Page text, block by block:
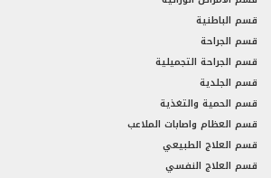
قسم الباطنية
قسم الجراحة
قسم الجراحة التجميلية
قسم الجلدية
قسم الحمية والتغذية
قسم العظام واصابات الملاعب
قسم العلاج الطبيعي
قسم العلاج النفسي